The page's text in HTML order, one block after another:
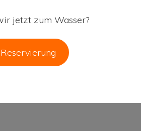
jetzt zum Wasser?
Reservierung